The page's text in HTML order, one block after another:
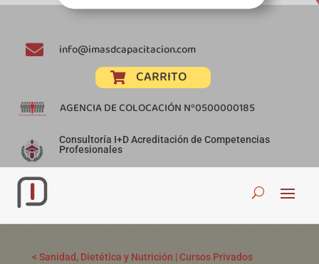
 info@imasdcapacitacion.com
 CARRITO
AGENCIA DE COLOCACIÓN Nº0500000185
Consultoría I+D Acreditación de Competencias
Profesionales
< Sanidad, Dietética y Nutrición |Cursos Privados